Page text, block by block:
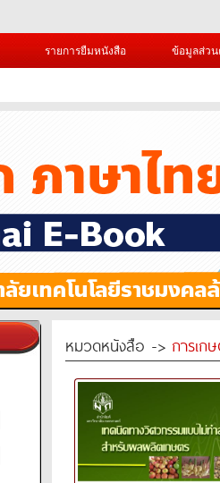
รายการยืมหนังสือ ข้อมูลส่ว
หมวดหนังสือ -> การเก